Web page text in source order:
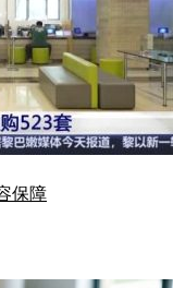
保障